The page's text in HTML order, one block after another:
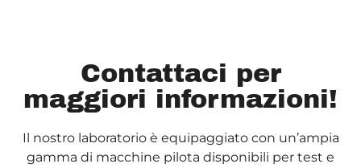
Contattaci per
maggiori informazioni!
Il nostro laboratorio è equipaggiato con un’ampia
gamma di macchine pilota disponibili per test e